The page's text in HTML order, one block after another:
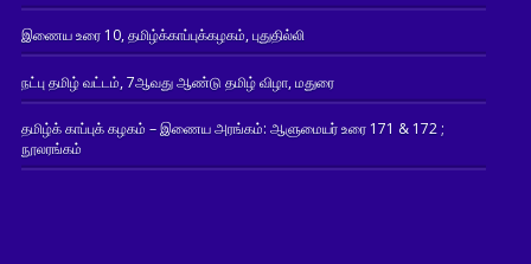
இணைய உரை 10, தமிழ்க்காப்புக்கழகம், புதுதில்லி
நட்பு தமிழ் வட்டம், 7ஆவது ஆண்டு தமிழ் விழா, மதுரை
தமிழ்க் காப்புக் கழகம் – இணைய அரங்கம்: ஆளுமையர் உரை 171 & 172 ;
நூலரங்கம்